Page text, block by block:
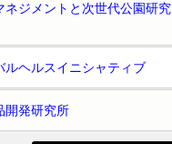
ネジメントと次世代公園研究
ルヘルスイニシャティブ
開発研究所